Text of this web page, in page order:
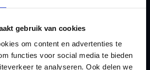
gebruik van cookies
om content en advertenties te
functies voor social media te bieden
te analyseren. Ook delen we